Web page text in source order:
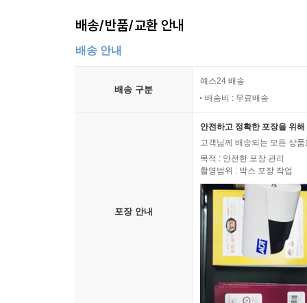
배송/반품/교환 안내
배송 안내
배송 구분
예스24 배송
배송비 : 무료배송
포장 안내
안전하고 정확한 포장을 위
고객님께 배송되는 모든 상
목적 : 안전한 포장 관리
촬영범위 : 박스 포장 작업